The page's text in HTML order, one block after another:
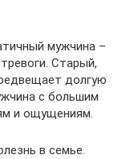
мужчина –
Старый,
долгую
с большим
и ощущениям.
в семье.